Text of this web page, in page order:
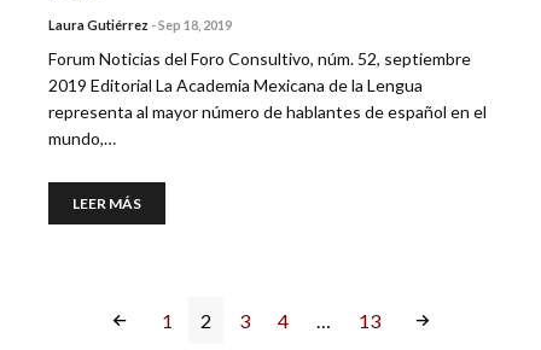
Laura Gutiérrez -Sep 18, 2019
Forum Noticias del Foro Consultivo, núm. 52, septiembre
2019 Editorial La Academia Mexicana de la Lengua
representa al mayor número de hablantes de español en el
mundo,…
LEER MÁS
1 2 3 4 … 13